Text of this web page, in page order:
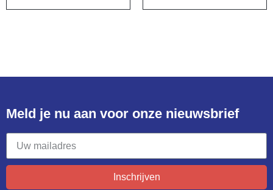
Meld je nu aan voor onze nieuwsbrief​
Inschrijven